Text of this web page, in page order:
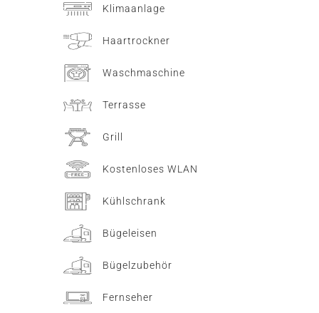
Klimaanlage
Haartrockner
Waschmaschine
Terrasse
Grill
Kostenloses WLAN
Kühlschrank
Bügeleisen
Bügelzubehör
Fernseher